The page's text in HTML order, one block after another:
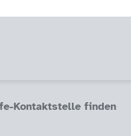
Kontaktstelle finden